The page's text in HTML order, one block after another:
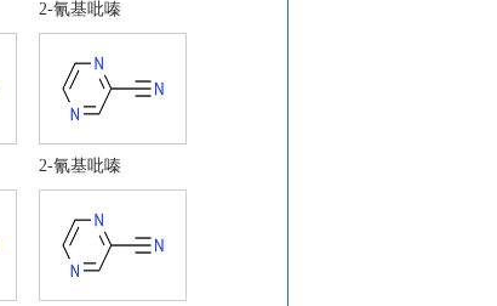
2-氰基吡嗪
2-氰基吡嗪